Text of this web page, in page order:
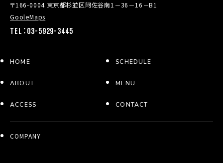
〒166-0004 東京都杉並区阿佐谷南1－36－16－B1
GooleMaps
TEL：03-5929-3445
HOME SCHEDULE
ABOUT MENU
ACCESS CONTACT
COMPANY